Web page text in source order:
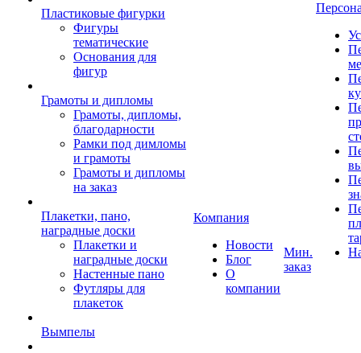
Пластиковые фигурки
Фигуры
тематические
Основания для
фигур
Грамоты и дипломы
Грамоты, дипломы,
благодарности
Рамки под димломы
и грамоты
Грамоты и дипломы
на заказ
Плакетки, пано,
наградные доски
Плакетки и
наградные доски
Настенные пано
Футляры для
плакеток
Вымпелы
Компания
Новости
Блог
О
компании
Мин.
заказ